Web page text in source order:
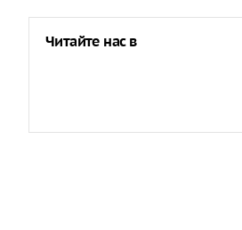
Читайте нас в